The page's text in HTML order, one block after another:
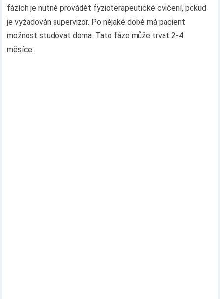
fázích je nutné provádět fyzioterapeutické cvičení, pokud
je vyžadován supervizor. Po nějaké době má pacient
možnost studovat doma. Tato fáze může trvat 2-4
měsíce..